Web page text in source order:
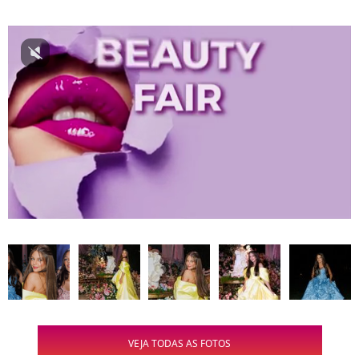
VEJA TODAS AS FOTOS